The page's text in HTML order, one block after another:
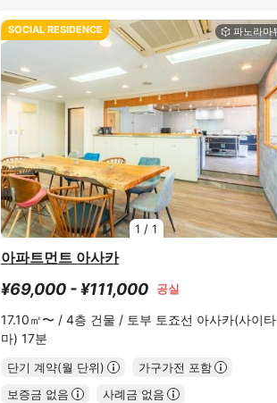
1 /1
SOCIAL RESIDENCE
아파트먼트 아사카
¥69,000 - ¥111,000 공실
17.10㎡〜 / 4층 건물 / 토부 토죠선 아사카(사이타
마) 17분
단기 계약(월 단위)
가구가전 포함
보증금 없음
사례금 없음